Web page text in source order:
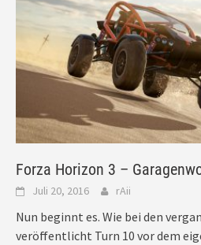
Forza Horizon 3 –
Juli 20, 2016 rAii
Nun beginnt es. Wie bei den
veröffentlicht Turn 10 vor dem